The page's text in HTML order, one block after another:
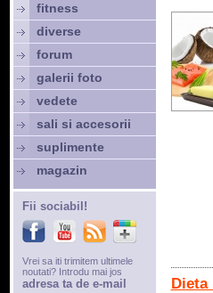
Dieta
fitness
diverse
forum
galerii foto
vedete
sali si accesorii
suplimente
magazin
Fii sociabil!
Vrei sa iti trimitem ultimele
noutati? Introdu mai jos
adresa ta de e-mail